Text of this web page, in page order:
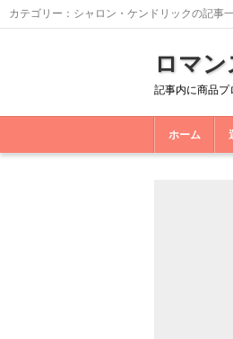
カテゴリー：シャロン・ケンドリックの記事
ロマ
記事内に商品プ
ホーム